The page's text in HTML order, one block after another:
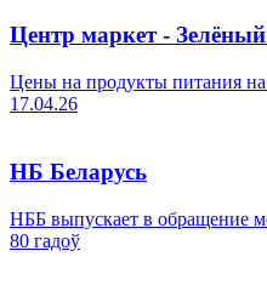
Центр маркет -
Цены на продукты питания
17.04.26
НБ Беларусь
НББ выпускает в обращение
80 гадоў